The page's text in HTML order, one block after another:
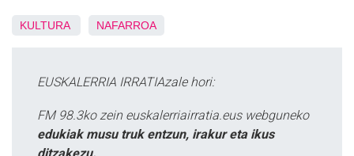
KULTURA NAFARROA
EUSKALERRIA IRRATIAzale hori:
FM 98.3ko zein euskalerriairratia.eus webguneko
edukiak musu truk entzun, irakur eta ikus